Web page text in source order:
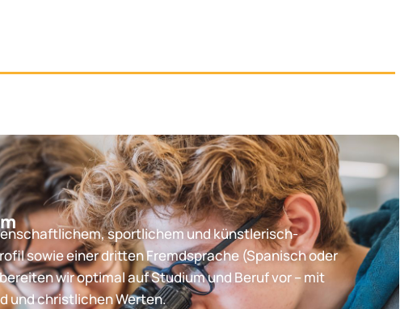
sportlichem und künstlerisch-
sowie einer dritten Fremdsprache (Spanisch oder
wir optimal auf Studium und Beruf vor – mit
und christlichen Werten.